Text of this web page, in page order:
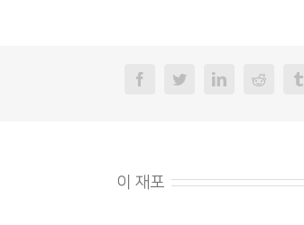
FacebookTwitterLinkedinReddit
이 재포